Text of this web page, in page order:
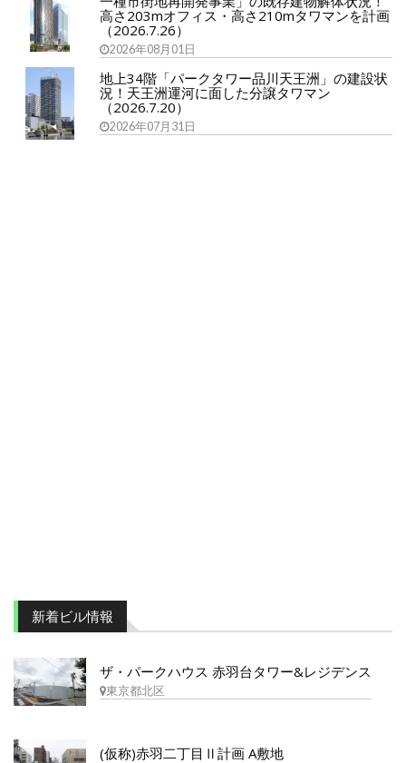
高さ203mオフィス・高さ210mタワマンを計画
（2026.7.26）
2026年08月01日
地上34階「パークタワー品川天王洲」の建設状
況！天王洲運河に面した分譲タワマン
（2026.7.20）
2026年07月31日
新着ビル情報
ザ・パークハウス 赤羽台タワー&レジデンス
東京都北区
(仮称)赤羽二丁目Ⅱ計画 A敷地